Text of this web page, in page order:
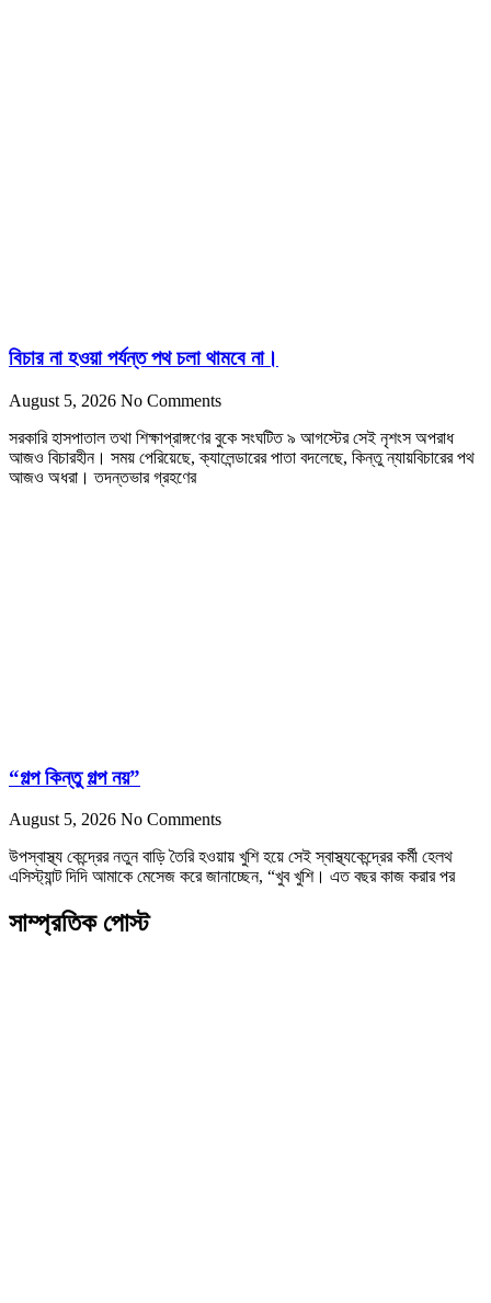
বিচার না হওয়া পর্যন্ত পথ চলা থামবে না।
August 5, 2026 No Comments
সরকারি হাসপাতাল তথা শিক্ষাপ্রাঙ্গণের বুকে সংঘটিত ৯ আগস্টের সেই নৃশংস অপরাধ
আজও বিচারহীন। সময় পেরিয়েছে, ক্যালেন্ডারের পাতা বদলেছে, কিন্তু ন্যায়বিচারের পথ
আজও অধরা। তদন্তভার গ্রহণের
“গল্প কিন্তু গল্প নয়”
August 5, 2026 No Comments
উপস্বাস্থ্য কেন্দ্রের নতুন বাড়ি তৈরি হওয়ায় খুশি হয়ে সেই স্বাস্থ্যকেন্দ্রের কর্মী হেলথ
এসিস্ট্যান্ট দিদি আমাকে মেসেজ করে জানাচ্ছেন, “খুব খুশি। এত বছর কাজ করার পর
সাম্প্রতিক পোস্ট